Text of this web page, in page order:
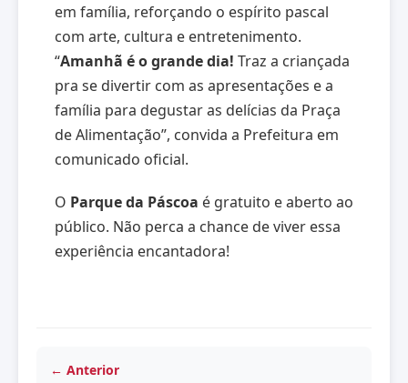
em família, reforçando o espírito pascal
com arte, cultura e entretenimento.
“Amanhã é o grande dia! Traz a criançada
pra se divertir com as apresentações e a
família para degustar as delícias da Praça
de Alimentação”, convida a Prefeitura em
comunicado oficial.
O Parque da Páscoa é gratuito e aberto ao
público. Não perca a chance de viver essa
experiência encantadora!
← Anterior